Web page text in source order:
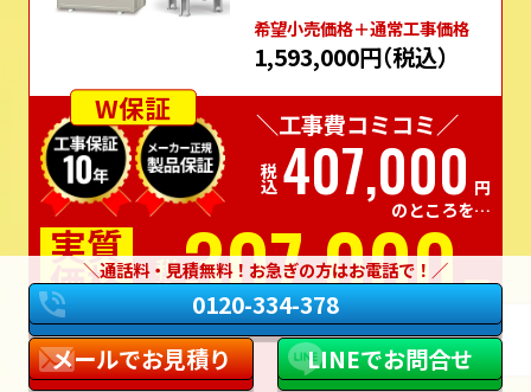
希望⼩売価格＋通常⼯事価格
1,593,000円（税込）
W保証
＼工事費コミコミ／
税込407,000 円
のところを…
実質
価格 税込307,000円
この商品でお見積り 商品詳細はこちら
通話料・見積無料！お急ぎの方はお電話で！
0120-334-378
メールでお見積り
LINEでお問合せ